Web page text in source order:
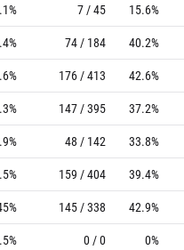
7 / 45 15.6%
74 / 184 40.2%
176 / 413 42.6%
147 / 395 37.2%
48 / 142 33.8%
159 / 404 39.4%
145 / 338 42.9%
0 / 0 0%